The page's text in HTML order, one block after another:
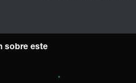
sobre este